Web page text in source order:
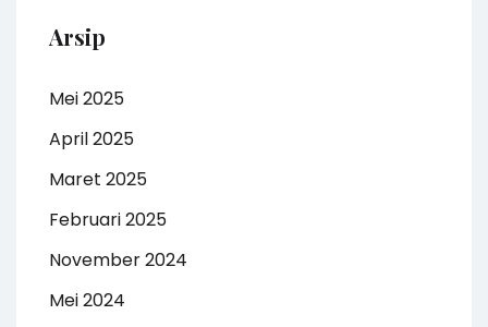
Arsip
Mei 2025
April 2025
Maret 2025
Februari 2025
November 2024
Mei 2024